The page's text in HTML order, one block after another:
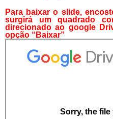
Para baixar o slide,
surgirá um quadrado
direcionado ao google
opção “Baixar”